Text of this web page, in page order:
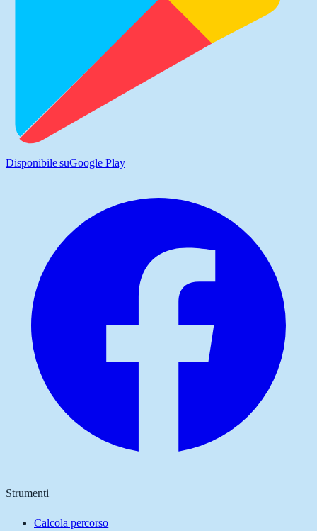
Disponibile suGoogle Play
Strumenti
Calcola percorso